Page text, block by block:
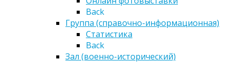
Back
Группа (справочно-информационная)
Статистика
Back
Зал (военно-исторический)